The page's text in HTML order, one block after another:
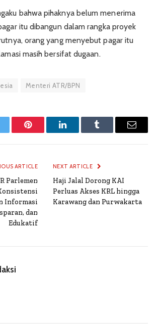
bahwa pihaknya belum menerima
itu dibangun dalam rangka proyek
orang yang menyebut pagar itu
masih bersifat dugaan.
Menteri ATR/BPN
Pinterest LinkedInTumblr Email
ARTICLE
Parlemen
Informasi
dan
Edukatif
NEXT ARTICLE
Haji Jalal Dorong KAI
Perluas Akses KRL hingga
Karawang dan Purwakarta